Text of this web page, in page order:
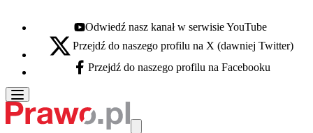
Youtube - otwiera się w nowej karcie
Odwiedź nasz kanał w serwisie YouTube
X - otwiera się w nowej karcie
Przejdź do naszego profilu na X (dawniej Twitter)
Facebook - otwiera się w nowej karcie
Przejdź do naszego profilu na Facebooku